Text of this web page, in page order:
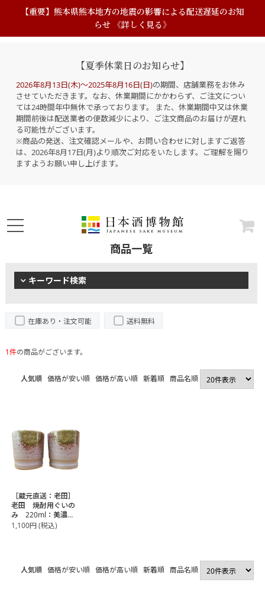
【重要】熊本県熊本地方の地震の影響による配送遅延のお知
らせ 《詳しく見る》
【夏季休業日のお知らせ】
2026年8月13日(木)～2025年8月16日(日)の期間、店舗業務をお休み
させていただきます。なお、休業期間にかかわらず、ご注文につい
ては24時間年中無休で承っております。 また、休業期間中又は休業
期間前後は配送業者の便数減少により、ご注文商品のお届けが遅れ
る可能性がございます。
※商品の発送、注文確認メールや、お問い合わせに対しますご返答
は、2026年8月17日(月)より順次ご対応をいたします。ご理解を賜り
ますようお願い申し上げます。
商品一覧
キーワード検索
在庫あり・注文可能 送料無料
1件の商品がございます。
人気順 価格が安い順 価格が高い順 新着順 商品名順
［蔵元直送：老田］
老田 焼酎用ぐいの
み 220ml：美濃
焼 2個セット
1,100円(税込)
人気順 価格が安い順 価格が高い順 新着順 商品名順